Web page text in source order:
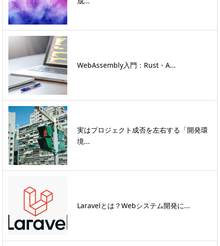
WebAssembly入門：Rust・A...
実はプロジェクト成否を左右する「開発環
境...
Laravelとは？Webシステム開発に...